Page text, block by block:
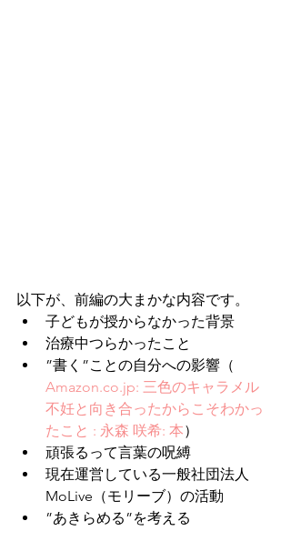
以下が、前編の大まかな内容です。
子どもが授からなかった背景
治療中つらかったこと
”書く”ことの自分への影響（
Amazon.co.jp: 三色のキャラメル
不妊と向き合ったからこそわかっ
たこと : 永森 咲希: 本）
頑張るって言葉の呪縛
現在運営している一般社団法人
MoLive（モリーブ）の活動
”あきらめる”を考える